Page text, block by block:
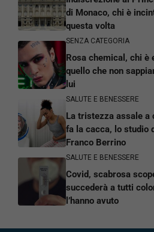
di Monaco, chi è
questa volta
SENZA CATEGORIA
Rosa chemical, chi è
quello che non
lui
SALUTE E BENESSERE
La tristezza assale a
fa la cacca, lo studio
Franco Berrino
SALUTE E BENESSERE
Covid, scabrosa
succederà a tutti
l’hanno avuto